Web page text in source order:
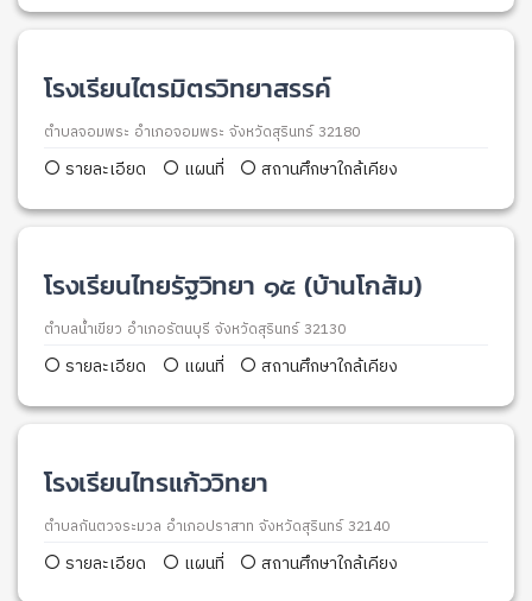
โรงเรียนไตรมิตรวิทยาสรรค์
ตำบลจอมพระ อำเภอจอมพระ จังหวัดสุรินทร์ 32180
รายละเอียด แผนที่ สถานศึกษาใกล้เคียง
โรงเรียนไทยรัฐวิทยา ๑๕ (บ้านโกส้ม)
ตำบลน้ำเขียว อำเภอรัตนบุรี จังหวัดสุรินทร์ 32130
รายละเอียด แผนที่ สถานศึกษาใกล้เคียง
โรงเรียนไทรแก้ววิทยา
ตำบลกันตวจระมวล อำเภอปราสาท จังหวัดสุรินทร์ 32140
รายละเอียด แผนที่ สถานศึกษาใกล้เคียง